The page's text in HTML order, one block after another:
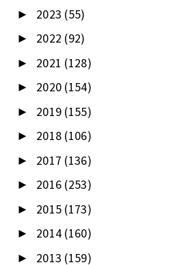
► 2023 (55)
► 2022 (92)
► 2021 (128)
► 2020 (154)
► 2019 (155)
► 2018 (106)
► 2017 (136)
► 2016 (253)
► 2015 (173)
► 2014 (160)
► 2013 (159)